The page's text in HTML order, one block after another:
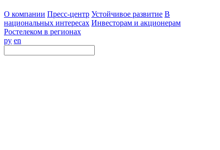
О компании Пресс-центр Устойчивое развитие В
национальных интересах Инвесторам и акционерам
Ростелеком в регионах
ру en